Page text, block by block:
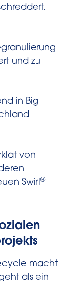
und zu
in Big
von
Swirl®
macht
als ein